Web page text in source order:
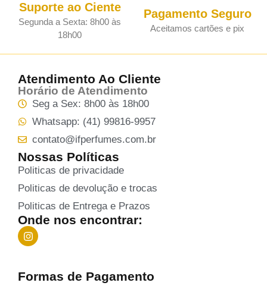
Suporte ao Ciente
Segunda a Sexta: 8h00 às
18h00
Pagamento Seguro
Aceitamos cartões e pix
Atendimento Ao Cliente
Horário de Atendimento
Seg a Sex: 8h00 às 18h00
Whatsapp: (41) 99816-9957
contato@ifperfumes.com.br
Nossas Políticas
Politicas de privacidade
Politicas de devolução e trocas
Politicas de Entrega e Prazos
Onde nos encontrar:
Formas de Pagamento